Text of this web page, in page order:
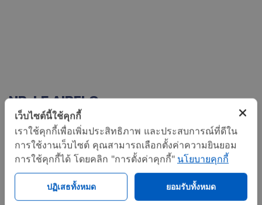
NP-LE AIRFLO
- Designed for direct-fired make-up air and process
applications
- Improved emissions performance over MAXON’s
standard “NP” AIRFLO® Burner, with significantly lower
เว็บไซต์นี้ใช้คุกกี้
เราใช้คุกกี้เพื่อเพิ่มประสิทธิภาพ และประสบการณ์ที่ดีใน
การใช้งานเว็บไซต์ คุณสามารถเลือกตั้งค่าความยินยอม
การใช้คุกกี้ได้ โดยคลิก "การตั้งค่าคุกกี้" นโยบายคุกกี้
ปฏิเสธทั้งหมด ยอมรับทั้งหมด